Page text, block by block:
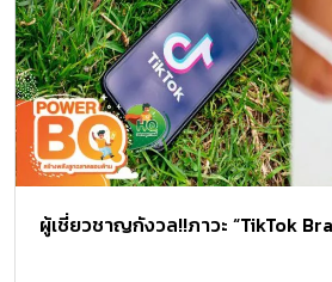
ผู้เชี่ยวชาญกังวล!!ภาวะ “TikTok